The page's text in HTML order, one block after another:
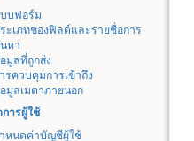
บฟอร์ม
ะเภทของฟิลด์และรายชื่อการ
หา
มูลที่ถูกส่ง
รควบคุมการเข้าถึง
มูลเมตาภายนอก
การผู้ใช้
หนดค่าบัญชีผู้ใช้